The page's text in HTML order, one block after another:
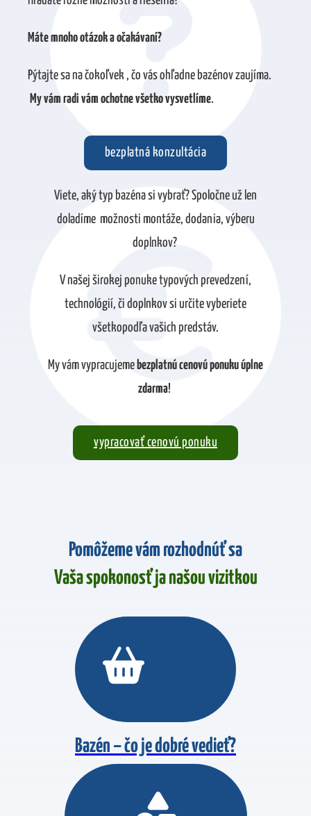
Máte mnoho otázok a očakávaní?
Pýtajte sa na čokoľvek , čo vás ohľadne bazénov zaujíma.
My vám radi vám ochotne všetko vysvetlíme.
bezplatná konzultácia
Viete, aký typ bazéna si vybrať? Spoločne už len
doladíme možnosti montáže, dodania, výberu
doplnkov?
V našej širokej ponuke typových prevedzení,
technológií, či doplnkov si určite vyberiete
všetkopodľa vašich predstáv.
My vám vypracujeme bezplatnú cenovú ponuku úplne
zdarma!
vypracovať cenovú ponuku
Pomôžeme vám rozhodnúť sa
Vaša spokonosť ja našou vizitkou
Bazén – čo je dobré vedieť?
Odoslať